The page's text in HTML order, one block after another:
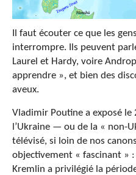
Il faut écouter ce que les
interrompre. Ils peuvent
Laurel et Hardy, voire
apprendre », et bien des
aveux.
Vladimir Poutine a exposé
l’Ukraine — ou de la « non-
télévisé, si loin de nos
objectivement « fascinant »
Kremlin a privilégié la